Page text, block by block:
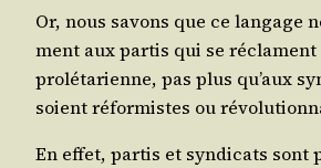
Or, nous savons que ce lan­gage
ment aux par­tis qui se
pro­lé­ta­rienne, pas plus qu’aux
soient réfor­mistes ou
En effet, par­tis et syn­di­cats sont